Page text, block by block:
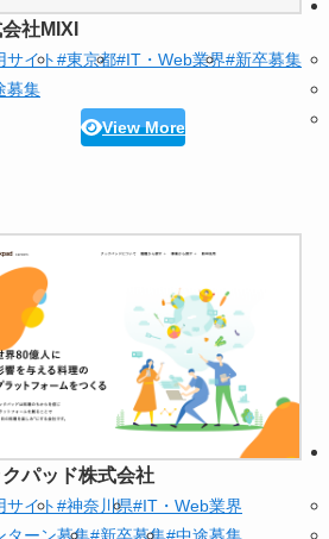
社MIXI
サイト#東京都#IT・Web業界#新卒募集
募集
View More
パッド株式会社
サイト#神奈川県#IT・Web業界
ターン募集#新卒募集#中途募集